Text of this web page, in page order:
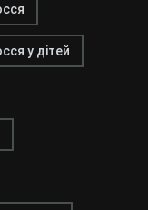
у дітей